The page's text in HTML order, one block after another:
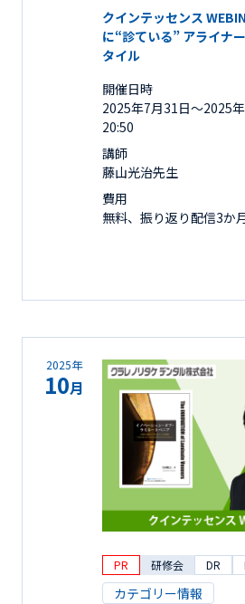
クインテッセンス
に“診ている” アライナ
タイル
開催日時
2025年7月31日〜2025
20:50
講師
藤山光治先生
費用
無料、振り返り配信3か
2025年
10月
PR 研修会 DR
カテゴリー情報